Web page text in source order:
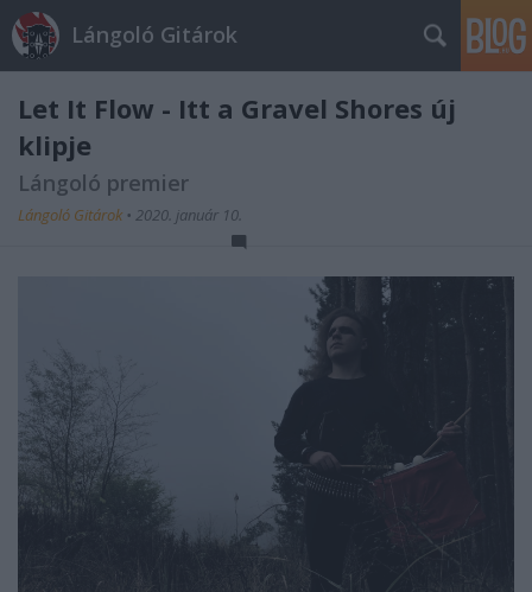
Lángoló Gitárok
Let It Flow - Itt a Gravel Shores új
klipje
Lángoló premier
Lángoló Gitárok • 2020. január 10.